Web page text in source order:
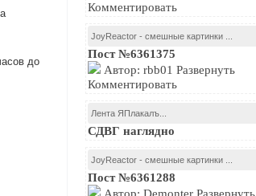
Комментировать
JoyReactor - смешные картинки ...
Пост №6361375
Автор: rbb01 Развернуть
Комментировать
Лента ЯПлакалъ...
СДВГ наглядно
JoyReactor - смешные картинки ...
Пост №6361288
до